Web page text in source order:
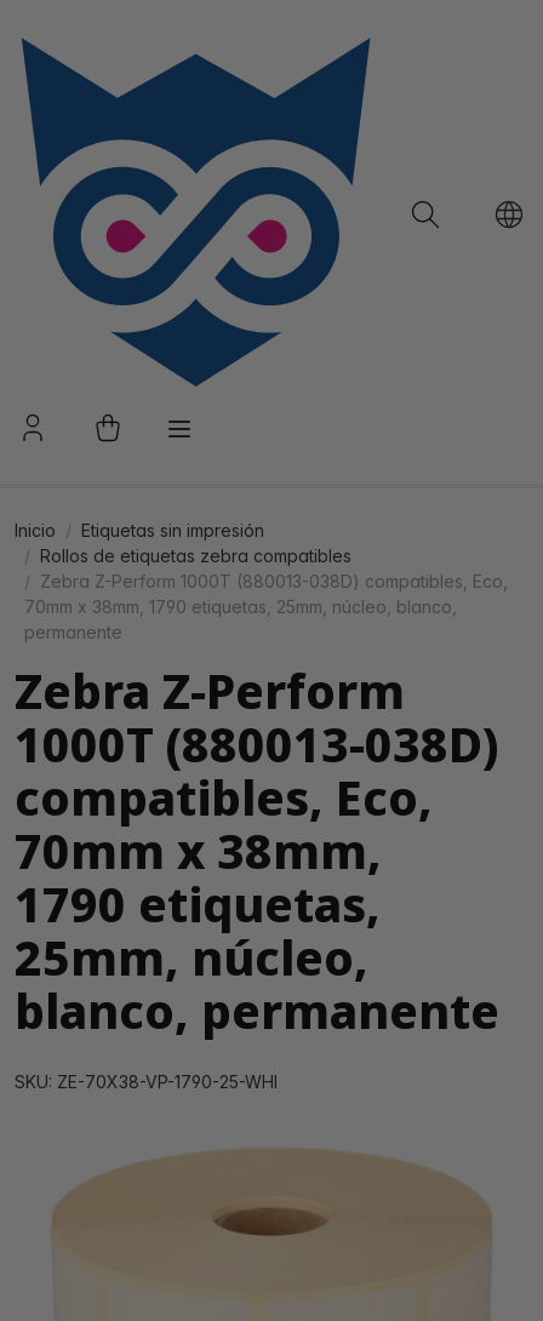
Inicio
Etiquetas sin impresión
Rollos de etiquetas zebra compatibles
Zebra Z-Perform 1000T (880013-038D) compatibles, Eco,
70mm x 38mm, 1790 etiquetas, 25mm, núcleo, blanco,
permanente
Zebra Z-Perform
1000T (880013-038D)
compatibles, Eco,
70mm x 38mm,
1790 etiquetas,
25mm, núcleo,
blanco, permanente
SKU: ZE-70X38-VP-1790-25-WHI